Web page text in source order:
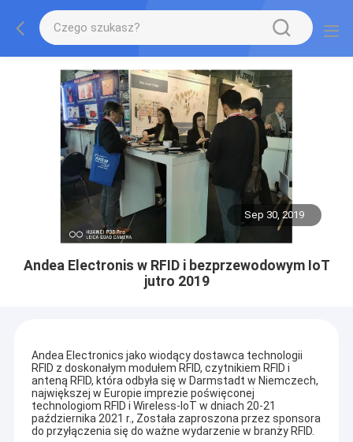
Sep 30, 2019
Andea Electronis w RFID i bezprzewodowym IoT
jutro 2019
Andea Electronics jako wiodący dostawca technologii
RFID z doskonałym modułem RFID, czytnikiem RFID i
anteną RFID, która odbyła się w Darmstadt w Niemczech,
największej w Europie imprezie poświęconej
technologiom RFID i Wireless-IoT w dniach 20-21
października 2021 r., Została zaproszona przez sponsora
do przyłączenia się do ważne wydarzenie w branży RFID.